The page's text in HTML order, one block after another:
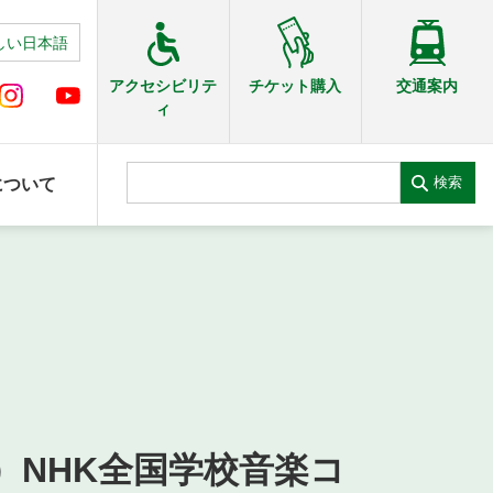
い日本語
アクセシビリテ
ィ
チケット購入 交通案内
いて 検索
NHK全国学校音楽コ